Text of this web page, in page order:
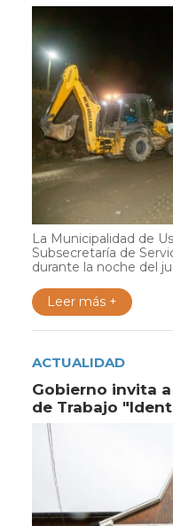
La Municipalidad de
Subsecretaría de
durante la noche del
Leer más +
ACTUALIDAD
Gobierno invita
de Trabajo